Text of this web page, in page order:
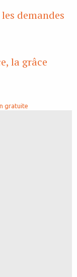
demandes
la grâce
gratuite